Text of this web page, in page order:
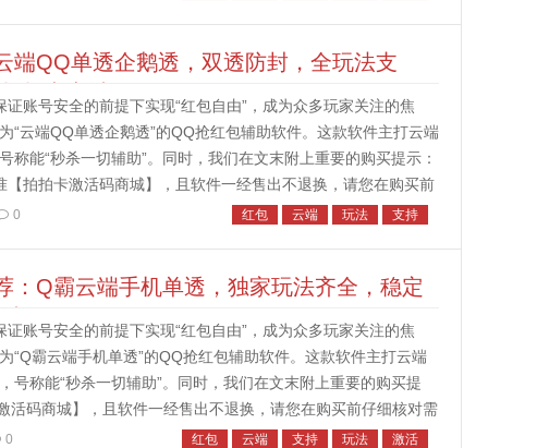
端QQ单透企鹅透，双透防封，全玩法支
拍卡商城
账号安全的前提下实现“红包自由”，成为众多玩家关注的焦
“云端QQ单透企鹅透”的QQ抢红包辅助软件。这款软件主打云端
称能“秒杀一切辅助”。同时，我们在文末附上重要的购买提示：
拍拍卡激活码商城】，且软件一经售出不退换，请您在购买前
么选择“云端QQ单透企鹅透...
0 红包 云端 玩法 支持
：Q霸云端手机单透，独家玩法齐全，稳定
账号安全的前提下实现“红包自由”，成为众多玩家关注的焦
“Q霸云端手机单透”的QQ抢红包辅助软件。这款软件主打云端
号称能“秒杀一切辅助”。同时，我们在文末附上重要的购买提
活码商城】，且软件一经售出不退换，请您在购买前仔细核对需
云端手机单透”？“Q霸云端手机...
0 红包 云端 支持 玩法 激活